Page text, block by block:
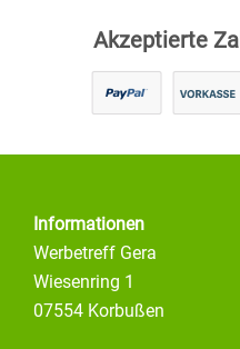
Akzeptierte
Informationen
Werbetreff Gera
Wiesenring 1
07554 Korbußen